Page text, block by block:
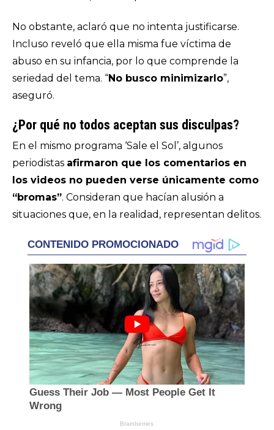
No obstante, aclaró que no intenta justificarse.
Incluso reveló que ella misma fue víctima de
abuso en su infancia, por lo que comprende la
seriedad del tema. “No busco minimizarlo”,
aseguró.
¿Por qué no todos aceptan sus disculpas?
En el mismo programa ‘Sale el Sol’, algunos
periodistas afirmaron que los comentarios en
los videos no pueden verse únicamente como
“bromas”. Consideran que hacían alusión a
situaciones que, en la realidad, representan delitos.